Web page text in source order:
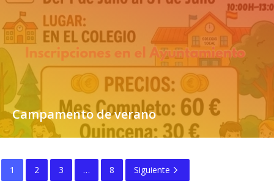
Campamento de verano
1 2 3 … 8 Siguiente